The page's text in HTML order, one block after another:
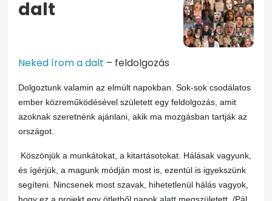
dalt
Neked írom a dalt – feldolgozás
Dolgoztunk valamin az elmúlt napokban. Sok-sok csodálatos
ember közreműködésével született egy feldolgozás, amit
azoknak szeretnénk ajánlani, akik ma mozgásban tartják az
országot.
Köszönjük a munkátokat, a kitartásotokat. Hálásak vagyunk,
és ígérjük, a magunk módján most is, ezentúl is igyekszünk
segíteni. Nincsenek most szavak, hihetetlenül hálás vagyok,
hogy ez a projekt egy ötletből napok alatt megszületett. /Pál